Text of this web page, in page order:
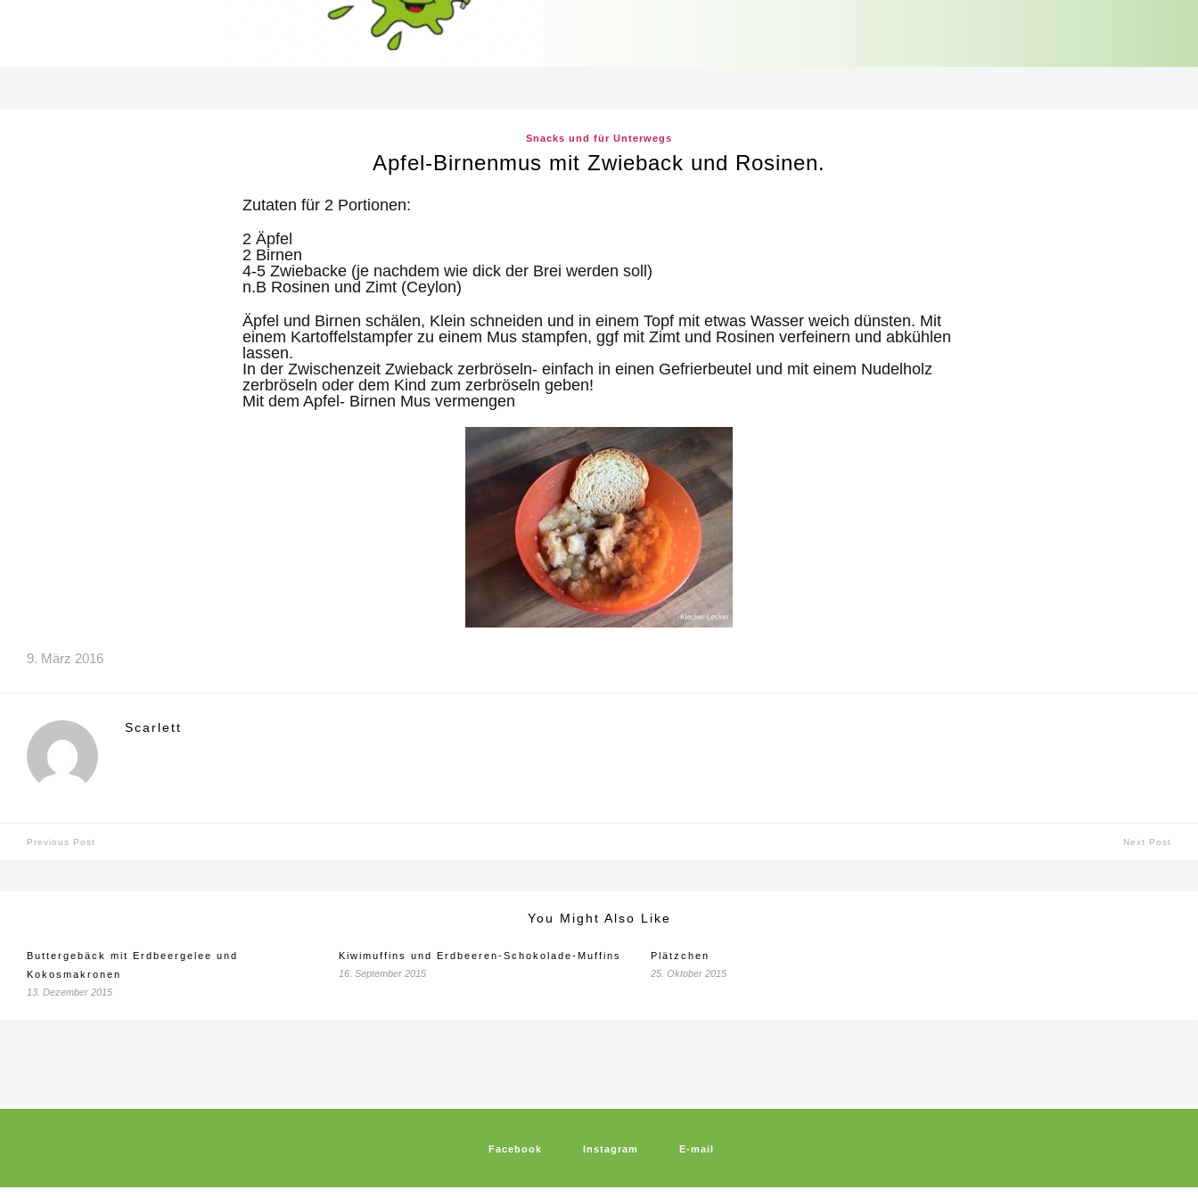
Snacks und für Unterwegs
Apfel-Birnenmus mit Zwieback und Rosinen.
Zutaten für 2 Portionen:
2 Äpfel
2 Birnen
4-5 Zwiebacke (je nachdem wie dick der Brei werden soll)
n.B Rosinen und Zimt (Ceylon)
Äpfel und Birnen schälen, Klein schneiden und in einem Topf mit etwas Wasser weich dünsten. Mit
einem Kartoffelstampfer zu einem Mus stampfen, ggf mit Zimt und Rosinen verfeinern und abkühlen
lassen.
In der Zwischenzeit Zwieback zerbröseln- einfach in einen Gefrierbeutel und mit einem Nudelholz
zerbröseln oder dem Kind zum zerbröseln geben!
Mit dem Apfel- Birnen Mus vermengen
9. März 2016
Scarlett
Previous Post Next Post
You Might Also Like
Buttergebäck mit Erdbeergelee und
Kokosmakronen
13. Dezember 2015
Kiwimuffins und Erdbeeren-Schokolade-Muffins
16. September 2015
Plätzchen
25. Oktober 2015
Facebook Instagram E-mail